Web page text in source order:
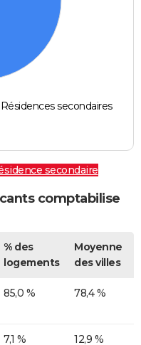
Résidences secondaires
secondaire
comptabilise
% des
logements
Moyenne
des villes
85,0 % 78,4 %
7,1 % 12,9 %